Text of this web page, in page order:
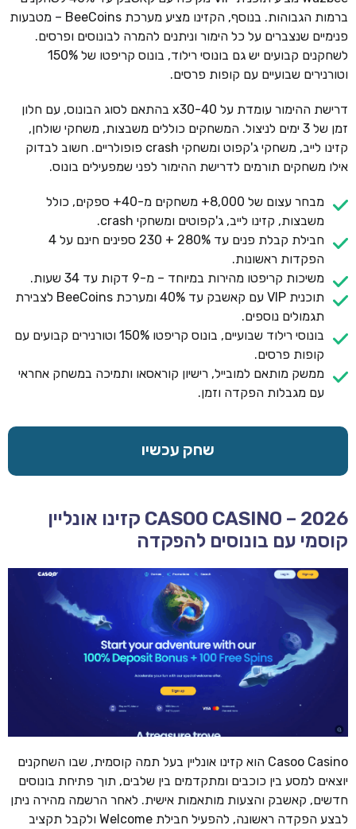
ברמות הגבוהות. בנוסף, הקזינו מציע מערכת BeeCoins – מטבעות
פנימיים שנצברים על כל הימור וניתנים להמרה לבונוסים ופרסים.
לשחקנים קבועים יש גם בונוסי רילוד, בונוס קריפטו של 150%
וטורנירים שבועיים עם קופות פרסים.
דרישת ההימור עומדת על x30-40 בהתאם לסוג הבונוס, עם חלון
זמן של 3 ימים לניצול. המשחקים כוללים משבצות, משחקי שולחן,
קזינו לייב, משחקי ג'קפוט ומשחקי crash פופולריים. חשוב לבדוק
אילו משחקים תורמים לדרישת ההימור לפני שמפעילים בונוס.
מבחר עצום של 8,000+ משחקים מ-40+ ספקים, כולל
משבצות, קזינו לייב, ג'קפוטים ומשחקי crash.
חבילת קבלת פנים עד 280% + 230 ספינים חינם על 4
הפקדות ראשונות.
משיכות קריפטו מהירות במיוחד – מ-9 דקות עד 34 שעות.
תוכנית VIP עם קאשבק עד 40% ומערכת BeeCoins לצבירת
תגמולים נוספים.
בונוסי רילוד שבועיים, בונוס קריפטו 150% וטורנירים קבועים עם
קופות פרסים.
ממשק מותאם למובייל, רישיון קוראסאו ותמיכה במשחק אחראי
עם מגבלות הפקדה וזמן.
שחק עכשיו
CASOO CASINO – 2026 קזינו אונליין
קוסמי עם בונוסים להפקדה
Casoo Casino הוא קזינו אונליין בעל תמה קוסמית, שבו השחקנים
יוצאים למסע בין כוכבים ומתקדמים בין שלבים, תוך פתיחת בונוסים
חדשים, קאשבק והצעות מותאמות אישית. לאחר הרשמה מהירה ניתן
לבצע הפקדה ראשונה, להפעיל חבילת Welcome ולקבל תקציב